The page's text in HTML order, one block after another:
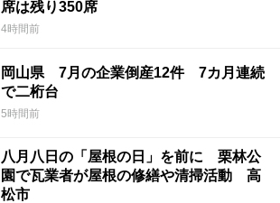
席は残り350席
4時間前
岡山県 7月の企業倒産12件 7カ月連続
で二桁台
5時間前
八月八日の「屋根の日」を前に 栗林公
園で瓦業者が屋根の修繕や清掃活動 高
松市